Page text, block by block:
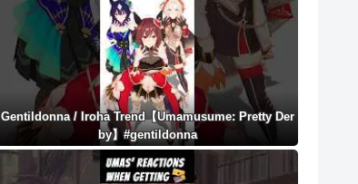
Gentildonna / Iroha Trend【Umamusume: Pretty Der
by】#gentildonna